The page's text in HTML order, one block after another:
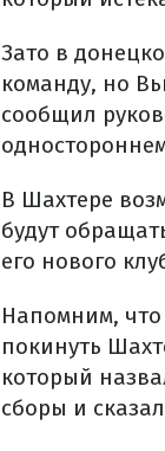
Зато в
команду, но
сообщил
В Шахтере
будут
его нового
Напомним,
покинуть
который
сборы и